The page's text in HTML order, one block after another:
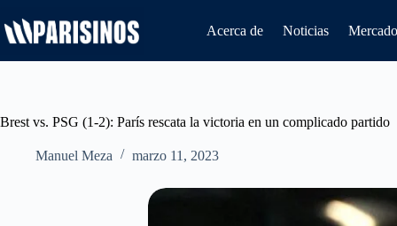
al
contenido
Acerca de Noticias
Brest vs. PSG (1-2): París rescata la victoria en un complicado partido
Manuel Meza marzo 11, 2023